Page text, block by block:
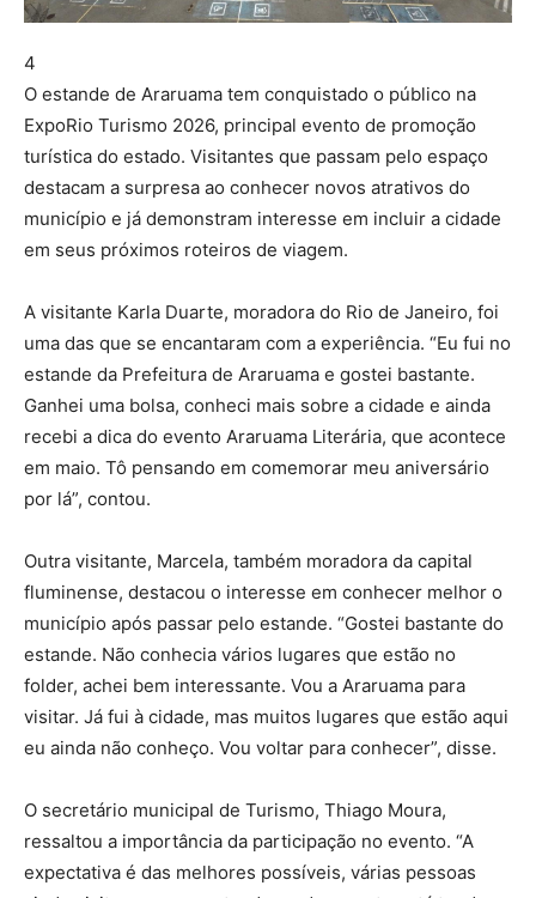
4
O estande de Araruama tem conquistado o público na
ExpoRio Turismo 2026, principal evento de promoção
turística do estado. Visitantes que passam pelo espaço
destacam a surpresa ao conhecer novos atrativos do
município e já demonstram interesse em incluir a cidade
em seus próximos roteiros de viagem.
A visitante Karla Duarte, moradora do Rio de Janeiro, foi
uma das que se encantaram com a experiência. “Eu fui no
estande da Prefeitura de Araruama e gostei bastante.
Ganhei uma bolsa, conheci mais sobre a cidade e ainda
recebi a dica do evento Araruama Literária, que acontece
em maio. Tô pensando em comemorar meu aniversário
por lá”, contou.
Outra visitante, Marcela, também moradora da capital
fluminense, destacou o interesse em conhecer melhor o
município após passar pelo estande. “Gostei bastante do
estande. Não conhecia vários lugares que estão no
folder, achei bem interessante. Vou a Araruama para
visitar. Já fui à cidade, mas muitos lugares que estão aqui
eu ainda não conheço. Vou voltar para conhecer”, disse.
O secretário municipal de Turismo, Thiago Moura,
ressaltou a importância da participação no evento. “A
expectativa é das melhores possíveis, várias pessoas